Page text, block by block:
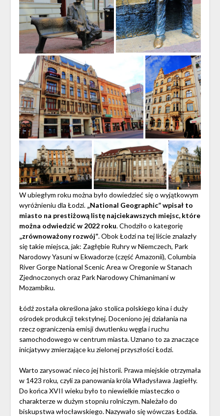
W ubiegłym roku można było dowiedzieć się o wyjątkowym
wyróżnieniu dla Łodzi. „National Geographic” wpisał to
miasto na prestiżową listę najciekawszych miejsc, które
można odwiedzić w 2022 roku. Chodziło o kategorię
„zrównoważony rozwój”. Obok Łodzi na tej liście znalazły
się takie miejsca, jak: Zagłębie Ruhry w Niemczech, Park
Narodowy Yasuni w Ekwadorze (część Amazonii), Columbia
River Gorge National Scenic Area w Oregonie w Stanach
Zjednoczonych oraz Park Narodowy Chimanimani w
Mozambiku.
Łódź została określona jako stolica polskiego kina i duży
ośrodek produkcji tekstylnej. Doceniono jej działania na
rzecz ograniczenia emisji dwutlenku węgla i ruchu
samochodowego w centrum miasta. Uznano to za znaczące
inicjatywy zmierzające ku zielonej przyszłości Łodzi.
Warto zarysować nieco jej historii. Prawa miejskie otrzymała
w 1423 roku, czyli za panowania króla Władysława Jagiełły.
Do końca XVII wieku było to niewielkie miasteczko o
charakterze w dużym stopniu rolniczym. Należało do
biskupstwa włocławskiego. Nazywało się wówczas Łodzia.